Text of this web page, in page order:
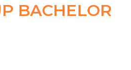
BACHELOR